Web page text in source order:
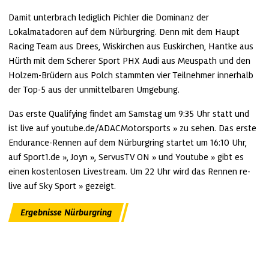
Damit unterbrach lediglich Pichler die Dominanz der
Lokalmatadoren auf dem Nürburgring. Denn mit dem Haupt
Racing Team aus Drees, Wiskirchen aus Euskirchen, Hantke aus
Hürth mit dem Scherer Sport PHX Audi aus Meuspath und den
Holzem-Brüdern aus Polch stammten vier Teilnehmer innerhalb
der Top-5 aus der unmittelbaren Umgebung.
Das erste Qualifying findet am Samstag um 9:35 Uhr statt und
ist live auf youtube.de/ADACMotorsports
zu sehen. Das erste
Endurance-Rennen auf dem Nürburgring startet um 16:10 Uhr,
auf Sport1.de , Joyn , ServusTV ON und Youtube
gibt es
einen kostenlosen Livestream. Um 22 Uhr wird das Rennen re-
live auf Sky Sport gezeigt.
Ergebnisse Nürburgring